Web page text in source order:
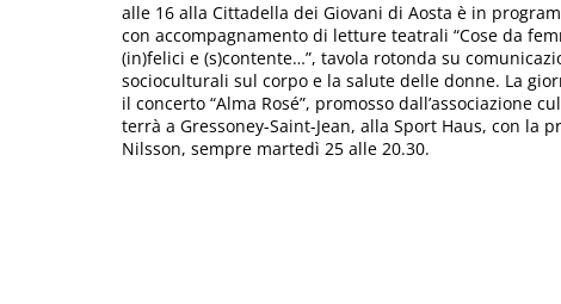
alle 16 alla Cittadella dei Giovani di Aosta è in
con accompagnamento di letture teatrali “Cose da
(in)felici e (s)contente…”, tavola rotonda su
socioculturali sul corpo e la salute delle donne. La
il concerto “Alma Rosé”, promosso dall’associazione
terrà a Gressoney-Saint-Jean, alla Sport Haus, con la
Nilsson, sempre martedì 25 alle 20.30.